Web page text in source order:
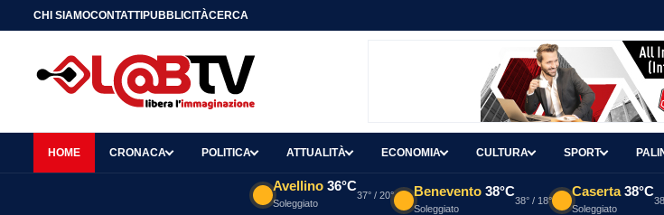
CHI SIAMOCONTATTIPUBBLICITÀCERCA
HOME CRONACA POLITICA ATTUALITÀ ECONOMIA CULTURA SPORT
Avellino 36°C
Soleggiato
37° / 20° Benevento 38°C
Soleggiato
38° / 18°
Caserta 38°C
Soleggiato